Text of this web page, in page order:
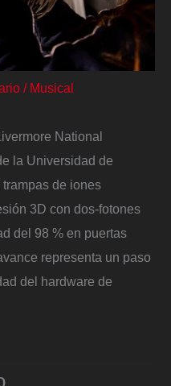
/ Musical
National
la Universidad de
de iones
3D con dos-fotones
del 98 % en puertas
representa un paso
del hardware de